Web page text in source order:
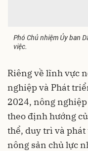
Phó Chủ nhiệm Ủy ban
việc.
Riêng về lĩnh vực
nghiệp và Phát
2024, nông
theo định hướng
thể, duy trì và
nông sản chủ lực